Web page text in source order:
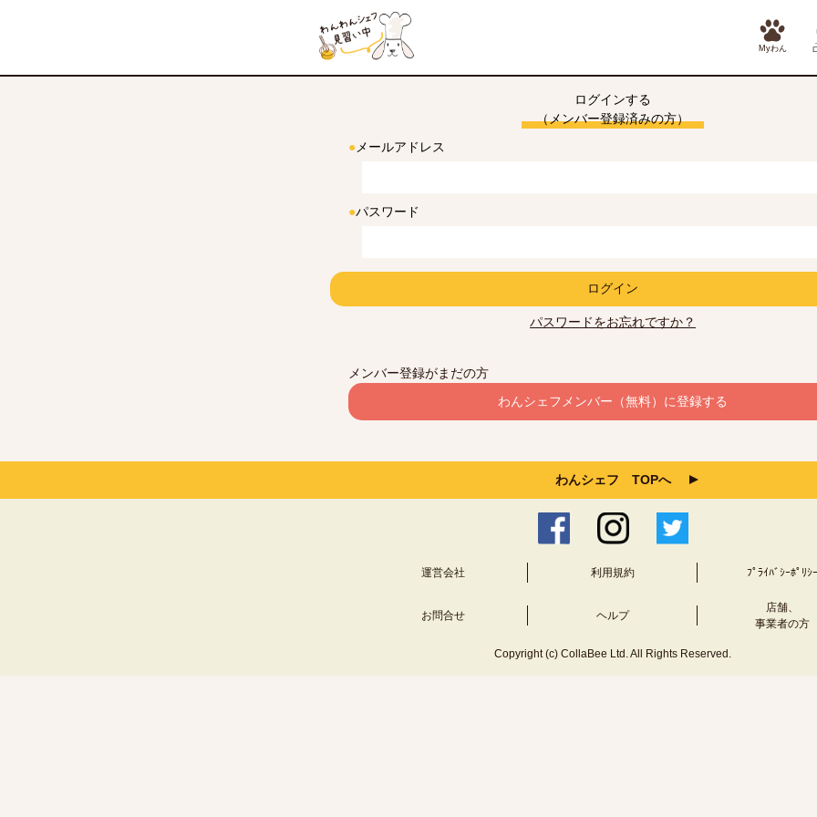
Myわん
ログインする
（メンバー登録済みの方）
● メールアドレス
●パスワード
ログイン
パスワードをお忘れですか？
メンバー登録がまだの方
わんシェフメンバー（無料）に登録する
わんシェフ TOPへ
運営会社 利用規約 ﾌﾟﾗｲﾊﾞｼｰﾎﾟﾘｼｰ
お問合せ ヘルプ
店舗、
事業者の方
Copyright (c) CollaBee Ltd. All Rights Reserved.